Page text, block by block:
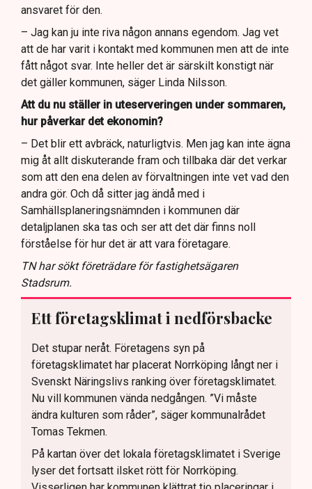
ansvaret för den.
– Jag kan ju inte riva någon annans egendom. Jag vet
att de har varit i kontakt med kommunen men att de inte
fått något svar. Inte heller det är särskilt konstigt när
det gäller kommunen, säger Linda Nilsson.
Att du nu ställer in uteserveringen under sommaren,
hur påverkar det ekonomin?
– Det blir ett avbräck, naturligtvis. Men jag kan inte ägna
mig åt allt diskuterande fram och tillbaka där det verkar
som att den ena delen av förvaltningen inte vet vad den
andra gör. Och då sitter jag ändå med i
Samhällsplaneringsnämnden i kommunen där
detaljplanen ska tas och ser att det där finns noll
förståelse för hur det är att vara företagare.
TN har sökt företrädare för fastighetsägaren
Stadsrum.
Ett företagsklimat i nedförsbacke
Det stupar neråt. Företagens syn på
företagsklimatet har placerat Norrköping långt ner i
Svenskt Näringslivs ranking över företagsklimatet.
Nu vill kommunen vända nedgången. ”Vi måste
ändra kulturen som råder”, säger kommunalrådet
Tomas Tekmen.
På kartan över det lokala företagsklimatet i Sverige
lyser det fortsatt ilsket rött för Norrköping.